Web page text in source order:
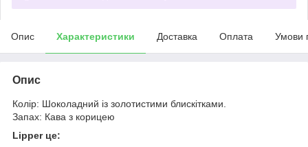
Опис Характеристики Доставка Оплата Умови
Опис
Колір: Шоколадний із золотистими блискітками.
Запах: Кава з корицею
Lipper це: